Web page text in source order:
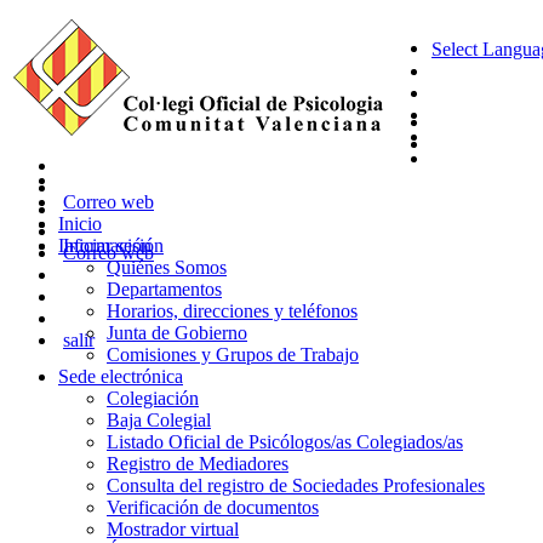
Select
Correo web
Iniciar sesión
Correo web
salir
Inicio
Información
Quiénes Somos
Departamentos
Horarios, direcciones y teléfonos
Junta de Gobierno
Comisiones y Grupos de Trabajo
Sede electrónica
Colegiación
Baja Colegial
Listado Oficial de Psicólogos/as Colegiados/as
Registro de Mediadores
Consulta del registro de Sociedades Profesionales
Verificación de documentos
Mostrador virtual